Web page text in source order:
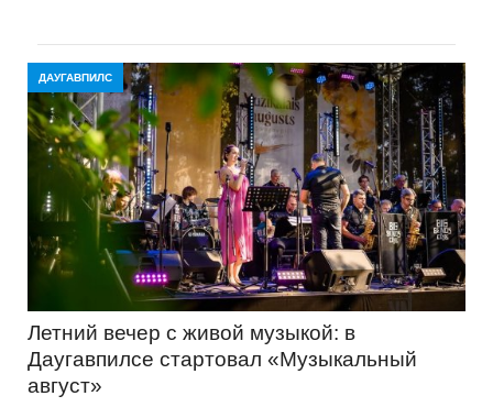
ДАУГАВПИЛС
Летний вечер с живой музыкой: в
Даугавпилсе стартовал «Музыкальный
август»